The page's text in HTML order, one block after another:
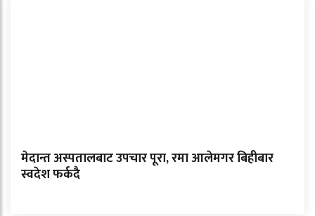
मेदान्त अस्पतालबाट उपचार पूरा, रमा आलेमगर बिहीबार
स्वदेश फर्कदै